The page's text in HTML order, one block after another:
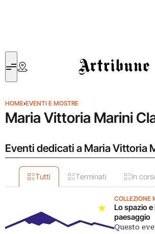
Artribune
HOME›EVENTI E MOSTRE
Maria Vittoria Marini
Eventi dedicati a Maria Vittoria
Tutti Terminati In
COLLEZIONE
Lo spazio
paesaggio
Questo